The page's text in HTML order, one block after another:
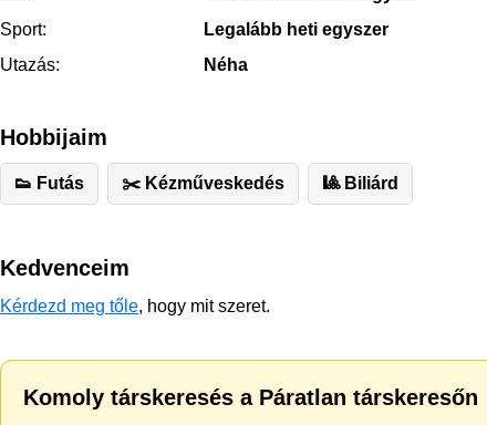
Sport:
Legalább heti egyszer
Utazás:
Néha
Hobbijaim
👟 Futás ✂️ ️Kézműveskedés 🎱 Biliárd
Kedvenceim
Kérdezd meg tőle, hogy mit szeret.
Komoly társkeresés a Páratlan társkeresőn